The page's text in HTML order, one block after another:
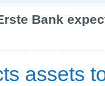
Bank
assets